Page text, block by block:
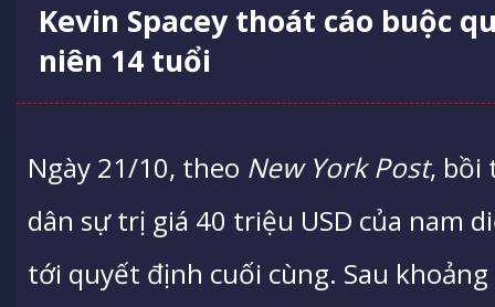
Kevin Spacey thoát cáo buộc
niên 14 tuổi
Ngày 21/10, theo New York Post, bồi
dân sự trị giá 40 triệu USD của nam
tới quyết định cuối cùng. Sau